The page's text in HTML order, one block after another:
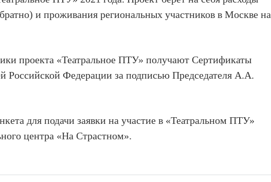
и проживания региональных участников в Москве на
проекта «Театральное ПТУ» получают Сертификаты
Российской Федерации за подписью Председателя А.А.
для подачи заявки на участие в «Театральном ПТУ»
центра «На Страстном».